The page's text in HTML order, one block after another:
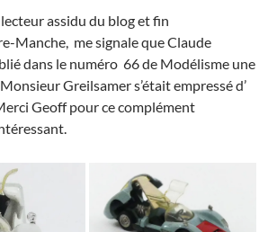
assidu du blog et fin
Manche, me signale que Claude
dans le numéro 66 de Modélisme une
Greilsamer s’était empressé d’
Geoff pour ce complément